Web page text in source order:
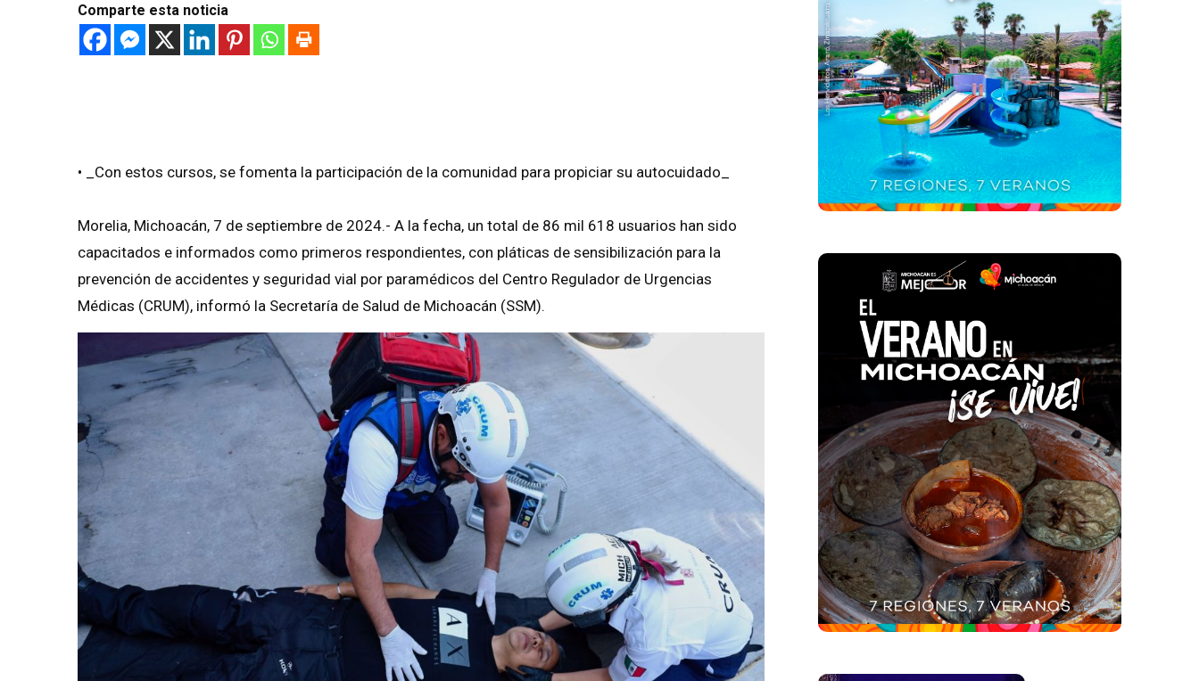
Comparte esta noticia
• _Con estos cursos, se fomenta la participación de la comunidad para propiciar su autocuidado_
Morelia, Michoacán, 7 de septiembre de 2024.- A la fecha, un total de 86 mil 618 usuarios han sido
capacitados e informados como primeros respondientes, con pláticas de sensibilización para la
prevención de accidentes y seguridad vial por paramédicos del Centro Regulador de Urgencias
Médicas (CRUM), informó la Secretaría de Salud de Michoacán (SSM).